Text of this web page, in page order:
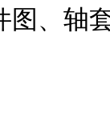
图、轴